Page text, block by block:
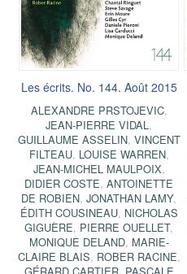
Les écrits. No. 144. Août 2015
ALEXANDRE PRSTOJEVIC,
JEAN-PIERRE VIDAL,
GUILLAUME ASSELIN, VINCENT
FILTEAU, LOUISE WARREN,
JEAN-MICHEL MAULPOIX,
DIDIER COSTE,ANTOINETTE
DE ROBIEN,JONATHAN LAMY,
ÉDITH COUSINEAU, NICHOLAS
GIGUÈRE, PIERRE OUELLET,
MONIQUE DELAND, MARIE-
CLAIRE BLAIS, ROBER RACINE,